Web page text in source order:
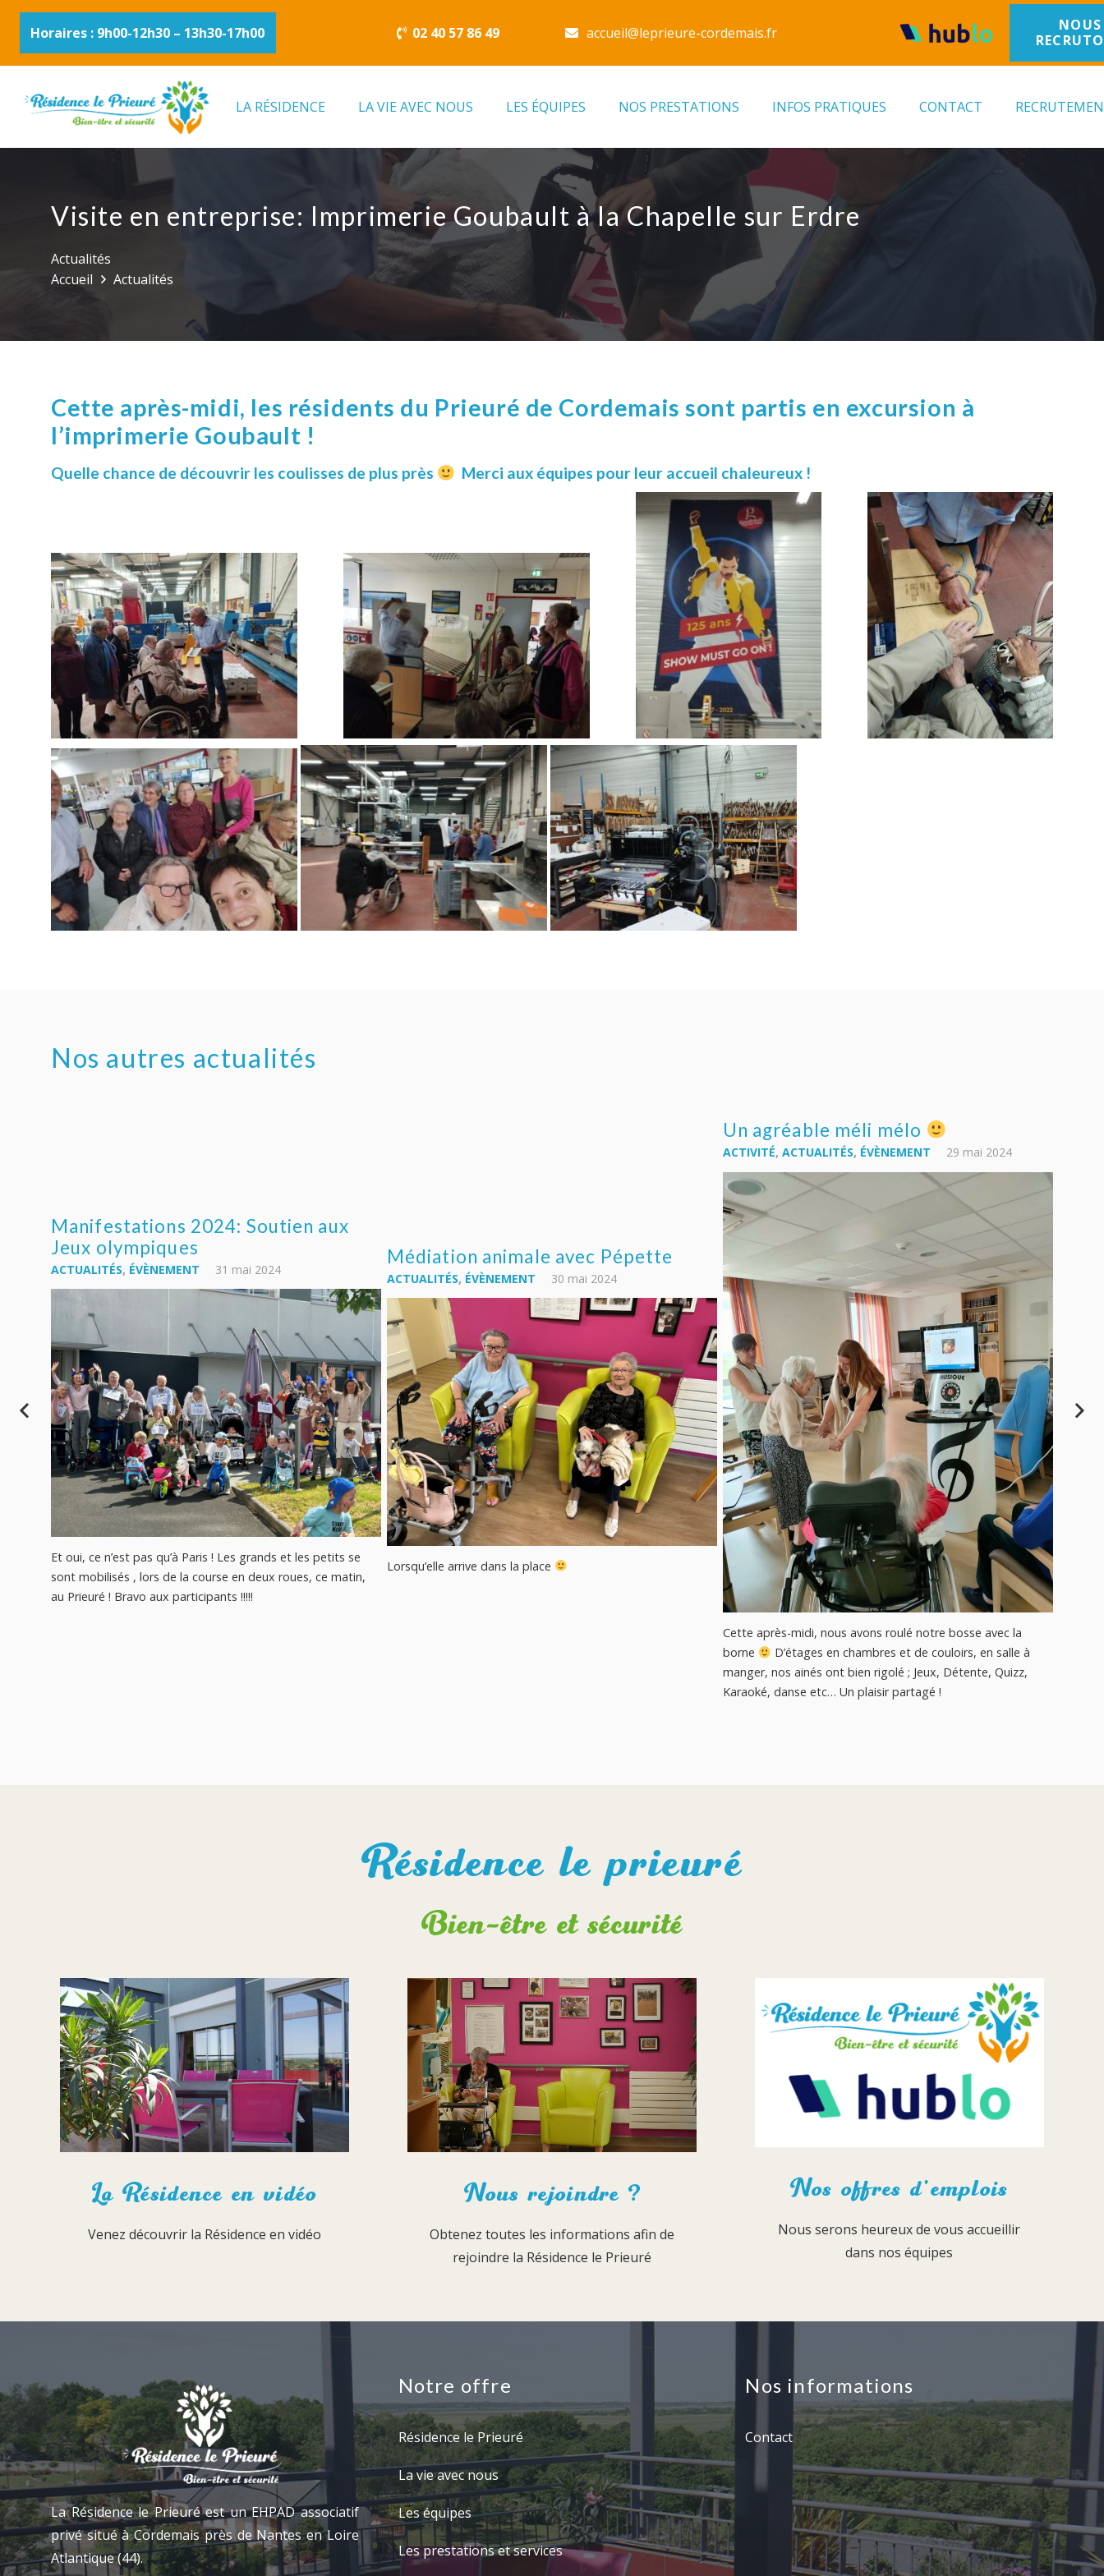
Horaires : 9h00-12h30 – 13h30-17h00 02 40 57 86 49 accueil@leprieure-cordemais.fr
NOUS
LA RÉSIDENCE LA VIE AVEC NOUS LES ÉQUIPES NOS PRESTATIONS INFOS PRATIQUES CONTACT
Visite en entreprise: Imprimerie Goubault à la Chapelle sur Erdre
Actualités
Accueil
Actualités
Cette après-midi, les résidents du Prieuré de Cordemais sont partis en excursion à
l’imprimerie Goubault !
Quelle chance de découvrir les coulisses de plus près Merci aux équipes pour leur accueil chaleureux !
Nos autres actualités
Manifestations 2024: Soutien aux
Jeux olympiques
ACTUALITÉS, ÉVÈNEMENT 31 mai 2024
Et oui, ce n’est pas qu’à Paris ! Les grands et les petits se
sont mobilisés , lors de la course en deux roues, ce matin,
au Prieuré ! Bravo aux participants !!!!!
Médiation animale avec Pépette
ACTUALITÉS, ÉVÈNEMENT 30 mai 2024
Lorsqu’elle arrive dans la place
Un agréable méli mélo
ACTIVITÉ, ACTUALITÉS, ÉVÈNEMENT 29 mai 2024
Cette après-midi, nous avons roulé notre bosse avec la
borne
D’étages en chambres et de couloirs, en salle à
manger, nos ainés ont bien rigolé ; Jeux, Détente, Quizz,
Karaoké, danse etc… Un plaisir partagé !
Résidence le prieuré
Bien-être et sécurité
La Résidence en vidéo
Venez découvrir la Résidence en vidéo
Nous rejoindre ?
Obtenez toutes les informations afin de
rejoindre la Résidence le Prieuré
Nos offres d’emplois
Nous serons heureux de vous accueillir
dans nos équipes
La Résidence le Prieuré est un EHPAD associatif
privé situé à Cordemais près de Nantes en Loire
Atlantique (44).
Notre offre
Résidence le Prieuré
La vie avec nous
Les équipes
Les prestations et services
Nos informations
Contact